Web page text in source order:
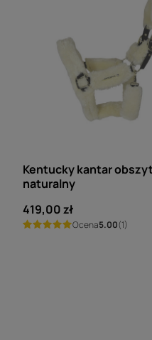
Kentucky kantar
naturalny
419,00 zł
Ocena5.00(1)